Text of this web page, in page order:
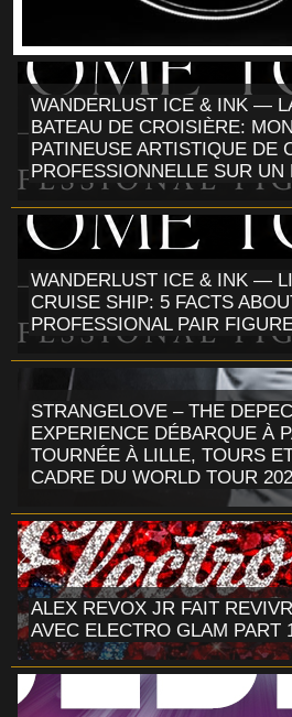
WANDERLUST ICE & INK —
BATEAU DE CROISIÈRE:
PATINEUSE ARTISTIQUE DE
PROFESSIONNELLE SUR UN
WANDERLUST ICE & INK —
CRUISE SHIP: 5 FACTS
PROFESSIONAL PAIR
STRANGELOVE – THE
EXPERIENCE DÉBARQUE À
TOURNÉE À LILLE, TOURS
CADRE DU WORLD TOUR
ALEX REVOX JR FAIT
AVEC ELECTRO GLAM PART